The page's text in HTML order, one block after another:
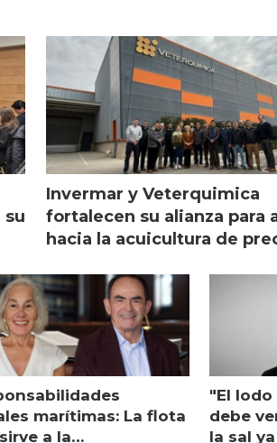
su
Invermar y Veterquimica
fortalecen su alianza para
hacia la acuicultura de
marítimas: La flota
a la
"El
debe
la sal